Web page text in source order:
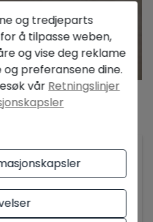
ROMSLIG VILLA MED 3
OMRÅDE I ALFAZ
på to etasjer med
og tredjeparts
å tilpasse weben,
og vise deg reklame
preferansene dine.
vår Retningslinjer